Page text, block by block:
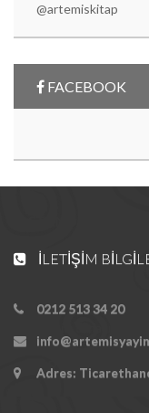
@artemiskitap
FACEBOOK
İLETIŞIM
0212 513 34 20
Adres: